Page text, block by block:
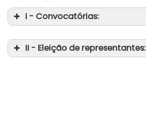
I - Convocatórias:
II - Eleição de representantes: